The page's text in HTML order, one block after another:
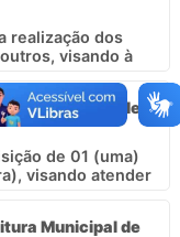
realização dos
visando à
Municipal de
de 01 (uma)
visando atender
Municipal de